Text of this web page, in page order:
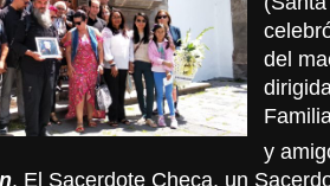
del
y
. El Sacerdote Checa, un